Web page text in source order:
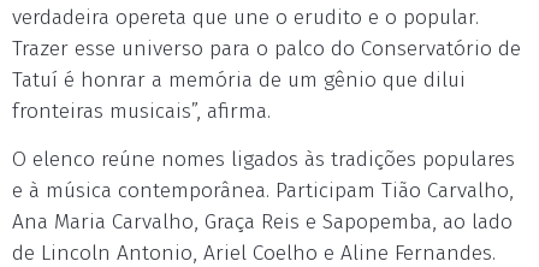
verdadeira opereta que une o erudito e o popular.
Trazer esse universo para o palco do Conservatório de
Tatuí é honrar a memória de um gênio que dilui
fronteiras musicais”, afirma.
O elenco reúne nomes ligados às tradições populares
e à música contemporânea. Participam Tião Carvalho,
Ana Maria Carvalho, Graça Reis e Sapopemba, ao lado
de Lincoln Antonio, Ariel Coelho e Aline Fernandes.